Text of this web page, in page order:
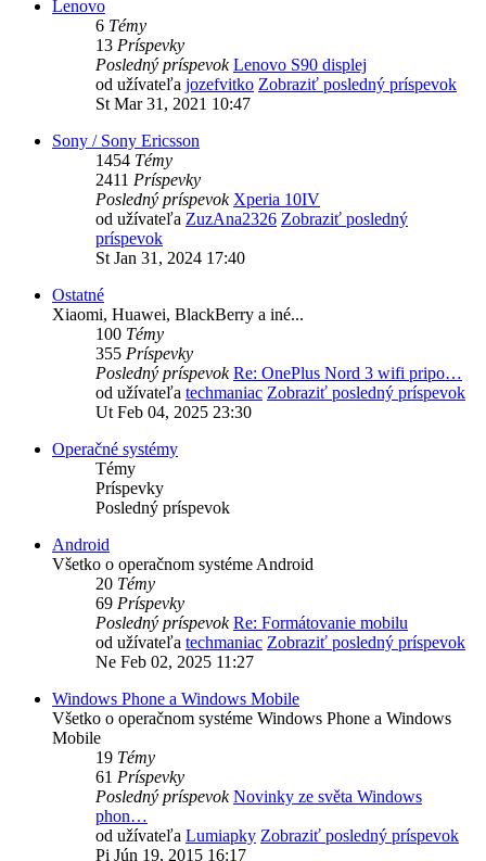
Lenovo
6 Témy
13 Príspevky
Posledný príspevok Lenovo S90 displej
od užívateľa jozefvitko Zobraziť posledný príspevok
St Mar 31, 2021 10:47
Sony / Sony Ericsson
1454 Témy
2411 Príspevky
Posledný príspevok Xperia 10IV
od užívateľa ZuzAna2326 Zobraziť posledný
príspevok
St Jan 31, 2024 17:40
Ostatné
Xiaomi, Huawei, BlackBerry a iné...
100 Témy
355 Príspevky
Posledný príspevok Re: OnePlus Nord 3 wifi pripo…
od užívateľa techmaniac Zobraziť posledný príspevok
Ut Feb 04, 2025 23:30
Operačné systémy
Témy
Príspevky
Posledný príspevok
Android
Všetko o operačnom systéme Android
20 Témy
69 Príspevky
Posledný príspevok Re: Formátovanie mobilu
od užívateľa techmaniac Zobraziť posledný príspevok
Ne Feb 02, 2025 11:27
Windows Phone a Windows Mobile
Všetko o operačnom systéme Windows Phone a Windows
Mobile
19 Témy
61 Príspevky
Posledný príspevok Novinky ze světa Windows
phon…
od užívateľa Lumiapky Zobraziť posledný príspevok
Pi Jún 19, 2015 16:17